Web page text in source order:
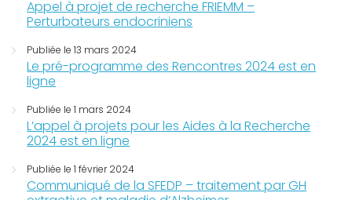
Appel à projet de recherche FRIEMM –
Perturbateurs endocriniens
Publiée le 13 mars 2024
Le pré-programme des Rencontres 2024 est en
ligne
Publiée le 1 mars 2024
L’appel à projets pour les Aides à la Recherche
2024 est en ligne
Publiée le 1 février 2024
Communiqué de la SFEDP – traitement par GH